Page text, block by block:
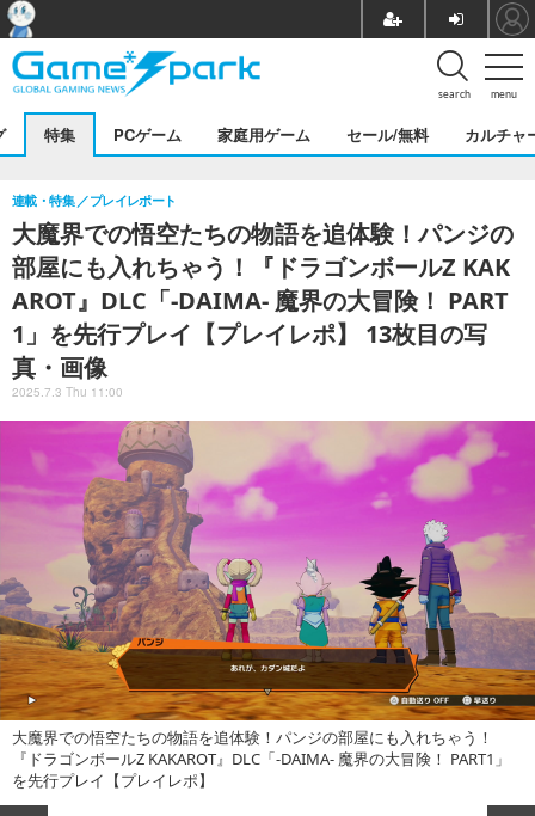
menu
search
特集 PCゲーム 家庭用ゲーム セール/無料 カルチャ
大魔界での悟空たちの物語を追体験！パンジの
部屋にも入れちゃう！『ドラゴンボールZ KAK
AROT』DLC「-DAIMA- 魔界の大冒険！ PART
1」を先行プレイ【プレイレポ】 13枚目の写
真・画像
連載・特集 プレイレポート
2025.7.3 Thu 11:00
大魔界での悟空たちの物語を追体験！パンジの部屋にも入れちゃう！
『ドラゴンボールZ KAKAROT』DLC「-DAIMA- 魔界の大冒険！ PART1」
を先行プレイ【プレイレポ】